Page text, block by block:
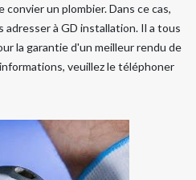
un plombier. Dans ce cas,
à GD installation. Il a tous
la garantie d'un meilleur rendu de
veuillez le téléphoner